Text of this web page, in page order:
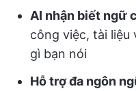
AI nhận biết ngữ
công việc, tài liệu
gì bạn nói
Hỗ trợ đa ngôn